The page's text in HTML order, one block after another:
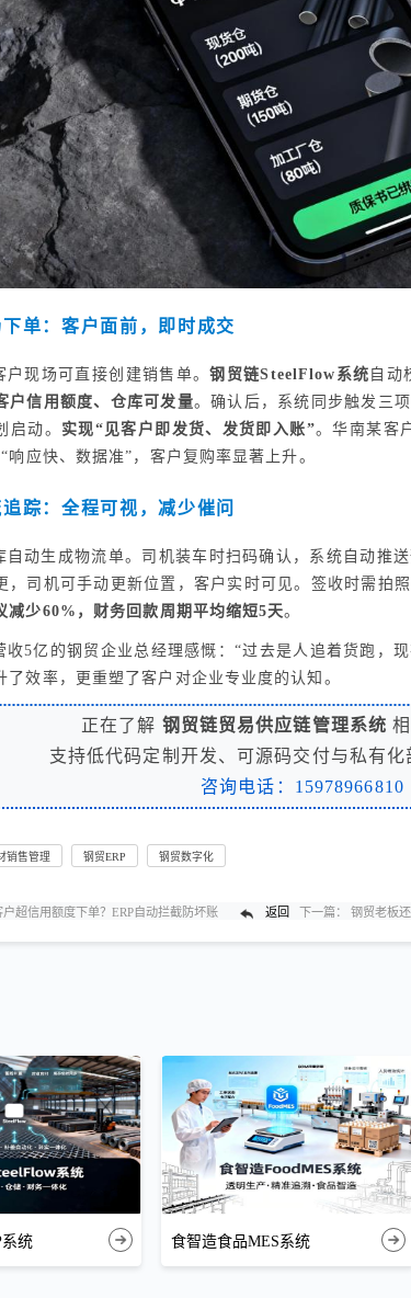
单：客户面前，即时成交
户现场可直接创建销售单。钢贸链SteelFlow系统 自动
户信用额度、仓库可发量。确认后，系统同步触发三
启动。 实现“见客户即发货、发货即入账”。华南某客
响应快、数据准”，客户复购率显著上升。
踪：全程可视，减少催问
自动生成物流单。司机装车时扫码确认，系统自动推
，司机可手动更新位置，客户实时可见。签收时需拍
减少60%，财务回款周期平均缩短5天。
收5亿的钢贸企业总经理感慨：“过去是人追着货跑，
了效率，更重塑了客户对企业专业度的认知。
正在了解 钢贸链贸易供应链管理系统
支持低代码定制开发、可源码交付与私有化
咨询电话：15978966810
销售管理 钢贸ERP 钢贸数字化
户超信用额度下单？ERP自动拦截防坏账 返回 下一篇： 钢贸老板
系统 食智造食品MES系统